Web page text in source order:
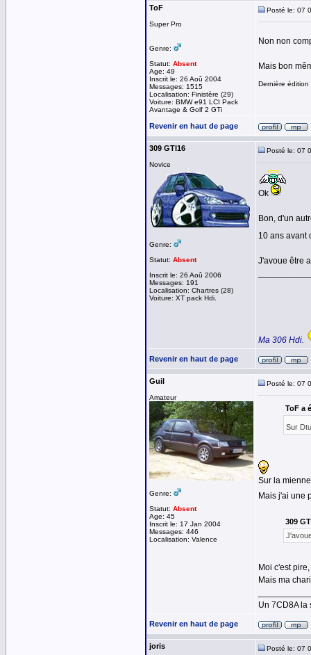
ToF
Super Pro
Genre:
Statut: Absent
Age: 49
Inscrit le: 26 Aoû 2004
Messages: 1515
Localisation: Finistère (29)
Voiture: BMW e91 LCI Pack
Avantage & Golf 2 GTi
Posté le: 07
Non non
Mais bon
Dernière
Revenir en haut de page
309 GTI16
Novice
Genre:
Statut: Absent
Inscrit le: 26 Aoû 2006
Messages: 191
Localisation: Chartres (28)
Voiture: XT pack Hdi.
Posté le: 07
Ok
Bon, d'un
10 ans avant
J'avoue être
Ma 306 Hdi.
Revenir en haut de page
Guil
Amateur
Genre:
Statut: Absent
Age: 45
Inscrit le: 17 Jan 2004
Messages: 446
Localisation: Valence
Posté le: 07
ToF a
Sur
Sur la
Mais j'ai une
309
Moi c'est
Mais ma
Un 7CD8A la
Revenir en haut de page
joris Posté le: 07